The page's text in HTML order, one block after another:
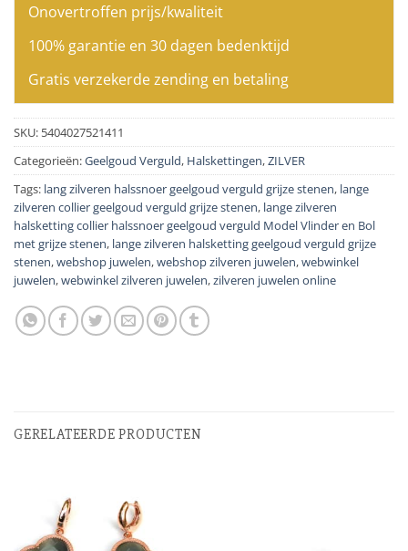
Onovertroffen prijs/kwaliteit
100% garantie en 30 dagen bedenktijd
Gratis verzekerde zending en betaling
SKU: 5404027521411
Categorieën:Geelgoud Verguld, Halskettingen,ZILVER
Tags: lang zilveren halssnoer geelgoud verguld grijze stenen, lange
zilveren collier geelgoud verguld grijze stenen, lange zilveren
halsketting collier halssnoer geelgoud verguld Model Vlinder en Bol
met grijze stenen, lange zilveren halsketting geelgoud verguld grijze
stenen,webshop juwelen,webshop zilveren juwelen,webwinkel
juwelen,webwinkel zilveren juwelen,zilveren juwelen online
GERELATEERDE PRODUCTEN